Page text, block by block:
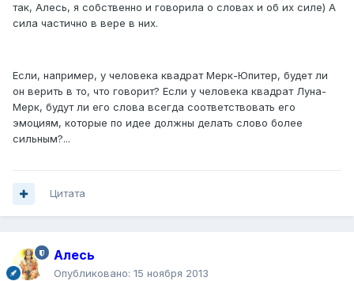
так, Алесь, я собственно и говорила о словах и об их силе) А
сила частично в вере в них.
Если, например, у человека квадрат Мерк-Юпитер, будет ли
он верить в то, что говорит? Если у человека квадрат Луна-
Мерк, будут ли его слова всегда соответствовать его
эмоциям, которые по идее должны делать слово более
сильным?...
Цитата
Алесь
Опубликовано: 15 ноября 2013